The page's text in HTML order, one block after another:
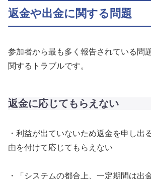
返金や出金に関する問題
参加者から最も多く報告されている問
関するトラブルです。
返金に応じてもらえない
・利益が出ていないため返金を申し出
由を付けて応じてもらえない
・「システムの都合上、一定期間は出